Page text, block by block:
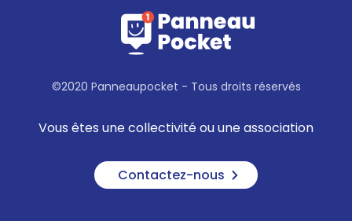
©2020 Panneaupocket - Tous droits réservés
Vous êtes une collectivité ou une association
Contactez-nous